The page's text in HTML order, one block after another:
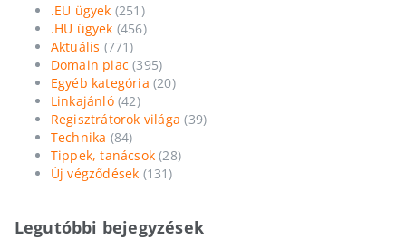
.EU ügyek (251)
.HU ügyek (456)
Aktuális (771)
Domain piac (395)
Egyéb kategória (20)
Linkajánló(42)
Regisztrátorok világa (39)
Technika (84)
Tippek, tanácsok (28)
Új végződések (131)
Legutóbbi bejegyzések